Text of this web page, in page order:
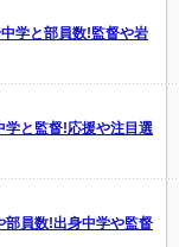
学と部員数!監督や岩
学と監督!応援や注目選
部員数!出身中学や監督